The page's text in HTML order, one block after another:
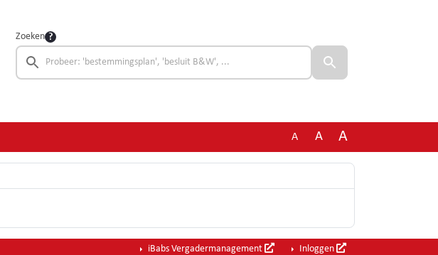
Zoeken
A A A
iBabs Vergadermanagement Inloggen